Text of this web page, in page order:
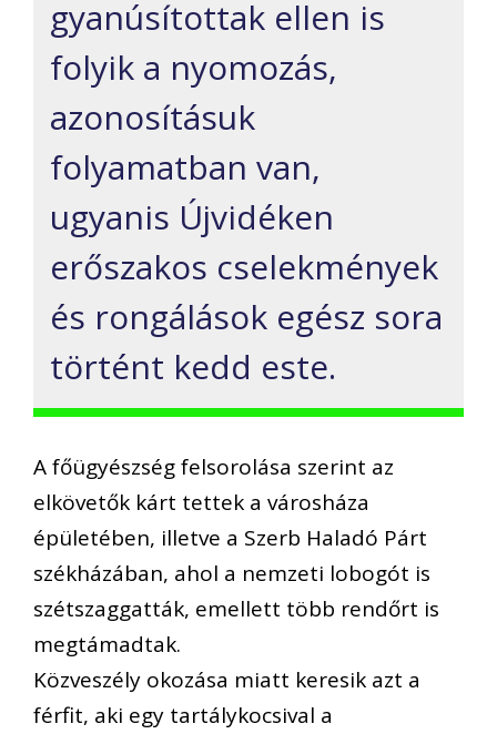
gyanúsítottak ellen is
folyik a nyomozás,
azonosításuk
folyamatban van,
ugyanis Újvidéken
erőszakos cselekmények
és rongálások egész sora
történt kedd este.
A főügyészség felsorolása szerint az
elkövetők kárt tettek a városháza
épületében, illetve a Szerb Haladó Párt
székházában, ahol a nemzeti lobogót is
szétszaggatták, emellett több rendőrt is
megtámadtak.
Közveszély okozása miatt keresik azt a
férfit, aki egy tartálykocsival a